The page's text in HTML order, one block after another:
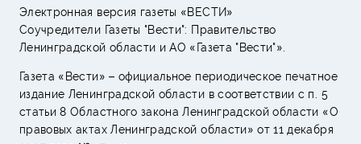
Электронная версия газеты «ВЕСТИ»
Соучредители Газеты "Вести": Правительство
Ленинградской области и АО «Газета "Вести"».
Газета «Вести» – официальное периодическое печатное
издание Ленинградской области в соответствии с п. 5
статьи 8 Областного закона Ленинградской области «О
правовых актах Ленинградской области» от 11 декабря